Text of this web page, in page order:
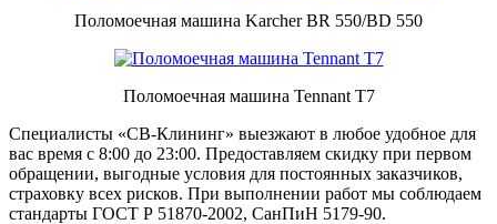
Поломоечная машина Karcher BR 550/BD 550
Поломоечная машина Tennant Т7
Специалисты «СВ-Клининг» выезжают в любое удобное для
вас время с 8:00 до 23:00. Предоставляем скидку при первом
обращении, выгодные условия для постоянных заказчиков,
страховку всех рисков. При выполнении работ мы соблюдаем
стандарты ГОСТ Р 51870-2002, СанПиН 5179-90.